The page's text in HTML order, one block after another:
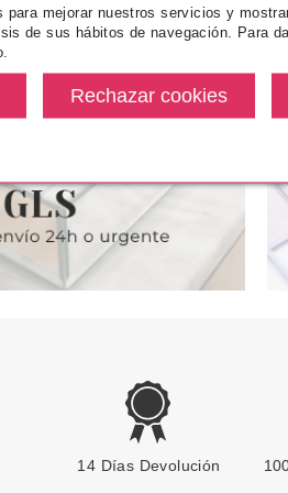
LAISEVEN
CREMA
CODOS,
& TALONES 125 ML
1.40€
LAISEVEN
LAISEVEN14 Días Devolución
mejorar nuestros servicios y
de sus hábitos de navegación. Para